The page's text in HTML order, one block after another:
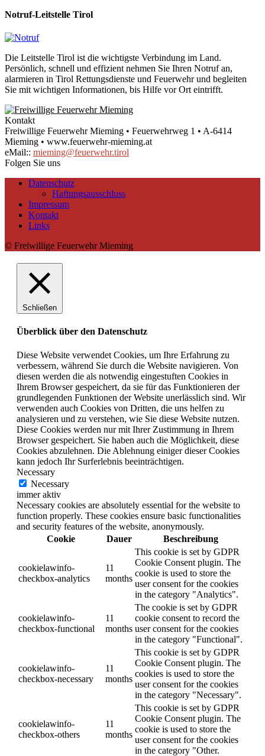
Notruf-Leitstelle Tirol
Die Leitstelle Tirol ist die wichtigste Verbindung im Land.
Persönlich, schnell und effizient nehmen Sie Ihren Notruf an,
alarmieren in Tirol Rettungsdienste und Feuerwehr und begleiten
Sie mit wichtigen Informationen, bis Hilfe vor Ort eintrifft.
Kontakt
Freiwillige Feuerwehr Mieming • Feuerwehrweg 1 • A-6414
Mieming • www.feuerwehr-mieming.at
eMail:: mieming@feuerwehr.tirol
Folgen Sie uns
Datenschutz
Haftungsausschluss
Impressum
Kontakt
Links
© Freiwillige Feuerwehr Mieming
Schließen
Überblick über den Datenschutz
Diese Website verwendet Cookies, um Ihre Erfahrung zu
verbessern, während Sie durch die Website navigieren. Von
diesen werden die als notwendig eingestuften Cookies in
Ihrem Browser gespeichert, da sie für das Funktionieren der
grundlegenden Funktionen der Website unerlässlich sind. Wir
verwenden auch Cookies von Dritten, die uns helfen zu
analysieren und zu verstehen, wie Sie diese Website nutzen.
Diese Cookies werden nur mit Ihrer Zustimmung in Ihrem
Browser gespeichert. Sie haben auch die Möglichkeit, diese
Cookies abzulehnen. Die Ablehnung einiger dieser Cookies
kann jedoch Ihr Surferlebnis beeinträchtigen.
Necessary
Necessary
immer aktiv
Necessary cookies are absolutely essential for the website to
function properly. These cookies ensure basic functionalities
and security features of the website, anonymously.
Cookie
Dauer Beschreibung
cookielawinfo-
checkbox-analytics
11
months
This cookie is set by GDPR
Cookie Consent plugin. The
cookie is used to store the
user consent for the cookies
in the category "Analytics".
cookielawinfo-
checkbox-functional
11
months
The cookie is set by GDPR
cookie consent to record the
user consent for the cookies
in the category "Functional".
cookielawinfo-
checkbox-necessary
11
months
This cookie is set by GDPR
Cookie Consent plugin. The
cookies is used to store the
user consent for the cookies
in the category "Necessary".
cookielawinfo-
checkbox-others
11
months
This cookie is set by GDPR
Cookie Consent plugin. The
cookie is used to store the
user consent for the cookies
in the category "Other.